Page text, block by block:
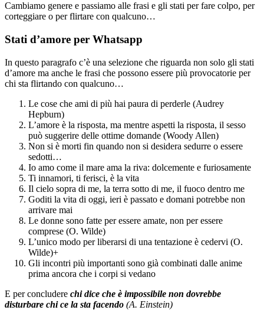
Cambiamo genere e passiamo alle frasi e gli stati per fare colpo, per
corteggiare o per flirtare con qualcuno…
Stati d’amore per Whatsapp
In questo paragrafo c’è una selezione che riguarda non solo gli stati
d’amore ma anche le frasi che possono essere più provocatorie per
chi sta flirtando con qualcuno…
Le cose che ami di più hai paura di perderle (Audrey
Hepburn)
L’amore è la risposta, ma mentre aspetti la risposta, il sesso
può suggerire delle ottime domande (Woody Allen)
Non si è morti fin quando non si desidera sedurre o essere
sedotti…
Io amo come il mare ama la riva: dolcemente e furiosamente
Ti innamori, ti ferisci, è la vita
Il cielo sopra di me, la terra sotto di me, il fuoco dentro me
Goditi la vita di oggi, ieri è passato e domani potrebbe non
arrivare mai
Le donne sono fatte per essere amate, non per essere
comprese (O. Wilde)
L’unico modo per liberarsi di una tentazione è cedervi (O.
Wilde)+
Gli incontri più importanti sono già combinati dalle anime
prima ancora che i corpi si vedano
E per concludere chi dice che è impossibile non dovrebbe
disturbare chi ce la sta facendo (A. Einstein)